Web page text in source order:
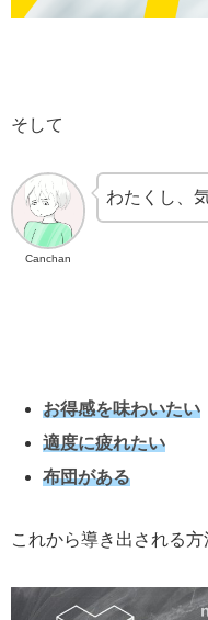
そして
Canchan
わたくし、
お得感を味わいたい
適度に疲れたい
布団がある
これから導き出される方